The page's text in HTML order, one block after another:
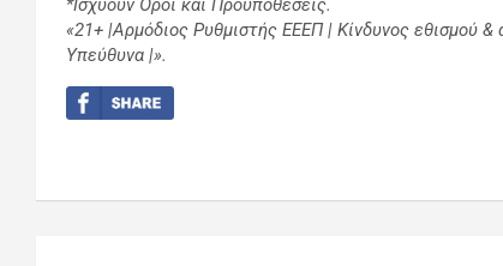
*Ισχύουν Όροι και Προϋποθέσεις.
«21+ |Αρμόδιος Ρυθμιστής ΕΕΕΠ | Κίνδυνος εθισμού
Υπεύθυνα |».